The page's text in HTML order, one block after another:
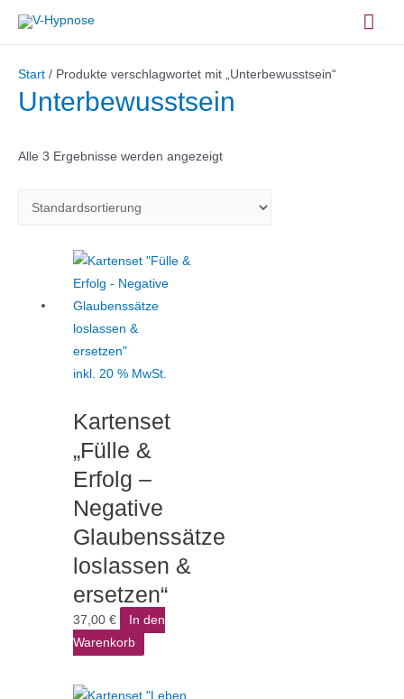
Inhalt
Start / Produkte verschlagwortet mit „Unterbewusstsein“
Unterbewusstsein
Alle 3 Ergebnisse werden angezeigt
inkl. 20 % MwSt.
Kartenset
„Fülle &
Erfolg –
Negative
Glaubenssätze
loslassen &
ersetzen“
37,00€
In den
Warenkorb